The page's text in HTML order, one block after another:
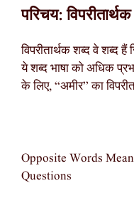
परिचय:
विपरीतार्थक शब्द वे शब्द
ये शब्द भाषा को अधिक
के लिए, “अमीर” का
Opposite Words
Questions